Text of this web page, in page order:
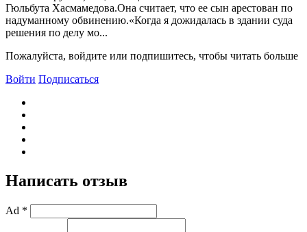
Гюльбута Хасмамедова.Она считает, что ее сын арестован по
надуманному обвинению.«Когда я дожидалась в здании суда
решения по делу мо...
Пожалуйста, войдите или подпишитесь, чтобы читать больше
Войти Подписаться
Написать отзыв
Ad *